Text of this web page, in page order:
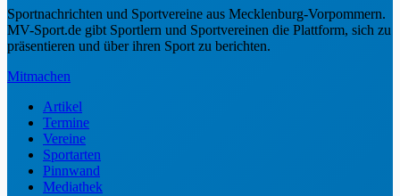
Sportnachrichten und Sportvereine aus Mecklenburg-Vorpommern.
MV-Sport.de gibt Sportlern und Sportvereinen die Plattform, sich zu
präsentieren und über ihren Sport zu berichten.
Mitmachen
Artikel
Termine
Vereine
Sportarten
Pinnwand
Mediathek